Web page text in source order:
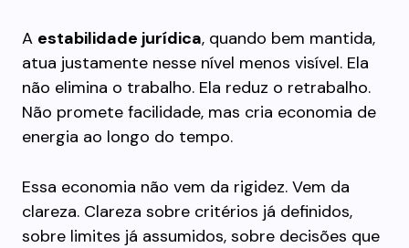
A estabilidade jurídica, quando bem mantida,
atua justamente nesse nível menos visível. Ela
não elimina o trabalho. Ela reduz o retrabalho.
Não promete facilidade, mas cria economia de
energia ao longo do tempo.
Essa economia não vem da rigidez. Vem da
clareza. Clareza sobre critérios já definidos,
sobre limites já assumidos, sobre decisões que